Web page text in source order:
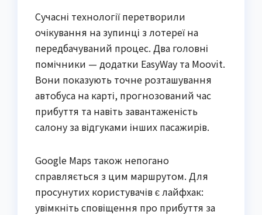
Сучасні технології перетворили
очікування на зупинці з лотереї на
передбачуваний процес. Два головні
помічники — додатки EasyWay та Moovit.
Вони показують точне розташування
автобуса на карті, прогнозований час
прибуття та навіть завантаженість
салону за відгуками інших пасажирів.
Google Maps також непогано
справляється з цим маршрутом. Для
просунутих користувачів є лайфхак:
увімкніть сповіщення про прибуття за